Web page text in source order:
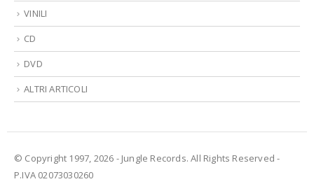
VINILI
CD
DVD
ALTRI ARTICOLI
© Copyright 1997, 2026 - Jungle Records. All Rights Reserved -
P.IVA 02073030260